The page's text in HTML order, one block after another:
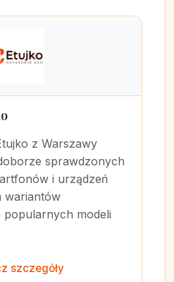
z Warszawy
sprawdzonych
i urządzeń
wariantów
modeli
szczegóły